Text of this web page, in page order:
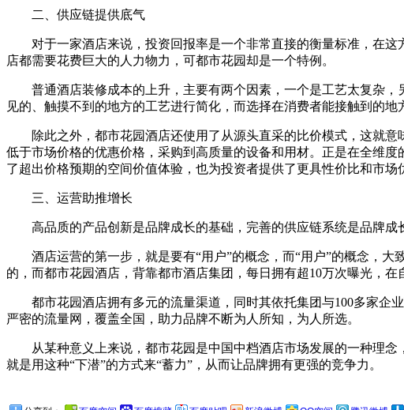
二、供应链提供底气
对于一家酒店来说，投资回报率是一个非常直接的衡量标准，在
店都需要花费巨大的人力物力，可都市花园却是一个特例。
普通酒店装修成本的上升，主要有两个因素，一个是工艺太复杂
见的、触摸不到的地方的工艺进行简化，而选择在消费者能接触到的
除此之外，都市花园酒店还使用了从源头直采的比价模式，这就
低于市场价格的优惠价格，采购到高质量的设备和用材。正是在全维
了超出价格预期的空间价值体验，也为投资者提供了更具性价比和市场
三、运营助推增长
高品质的产品创新是品牌成长的基础，完善的供应链系统是品牌成
酒店运营的第一步，就是要有“用户”的概念，而“用户”的概念，
的，而都市花园酒店，背靠都市酒店集团，每日拥有超10万次曝光，在
都市花园酒店拥有多元的流量渠道，同时其依托集团与100多家企
严密的流量网，覆盖全国，助力品牌不断为人所知，为人所选。
从某种意义上来说，都市花园是中国中档酒店市场发展的一种理
就是用这种“下潜”的方式来“蓄力”，从而让品牌拥有更强的竞争力。